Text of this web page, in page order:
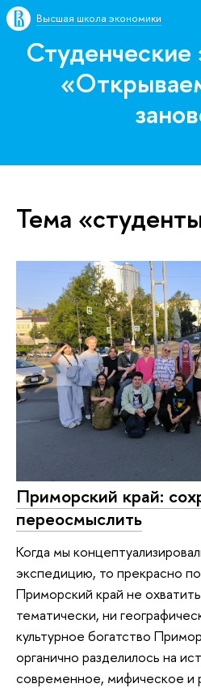
Высшая школа экономики
Тема
Приморский край:
переосмыслить
Когда мы
экспедицию, то прекрасно
Приморский край не
тематически, ни
культурное богатство
органично разделилось на
современное, мифическое и